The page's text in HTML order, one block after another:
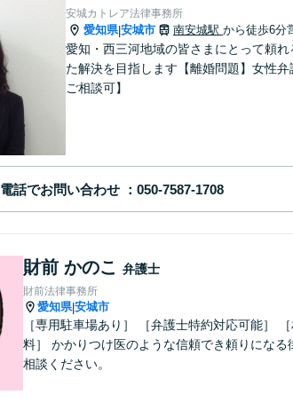
安城カトレア法律事務所
愛知県|安城市 南安城駅 から徒歩6分
愛知・西三河地域の皆さまにとって頼
た解決を目指します【離婚問題】女性
ご相談可】
電話でお問い合わせ
財前 かのこ 弁護士
財前法律事務所
愛知県|安城市
［専用駐車場あり］ ［弁護士特約対応可能］
料］ かかりつけ医のような信頼でき頼りにな
相談ください。